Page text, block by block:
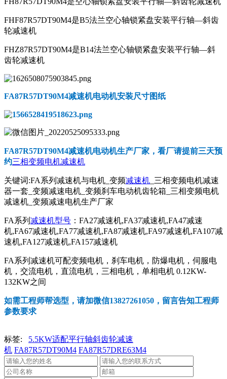
FHF87R57DT90M4是B5法兰空心轴锁紧盘安装平行轴—斜齿
轮减速机
FHZ87R57DT90M4是B14法兰空心轴锁紧盘安装平行轴—斜
齿轮减速机
FA87R57DT90M4减速机电动机安装尺寸图纸
FA87R57DT90M4减速机电动机生产厂家，看厂请提前三天预
约三相变频电机减速机
关键词:FA系列减速机与电机_变频减速机 _三相变频电机减速
器一套_变频减速电机_变频刹车电动机齿轮箱_三相变频电机
减速机_变频减速电机生产厂家
FA系列 减速机型号 ：FA27减速机,FA37减速机,FA47减速
机,FA67减速机,FA77减速机,FA87减速机,FA97减速机,FA107减
速机,FA127减速机,FA157减速机
FA系列减速机可配变频电机，刹车电机，防爆电机，伺服电
机，交流电机，直流电机，三相电机，单相电机 0.12KW-
132KW之间
如需工程师帮选型，请加微信13827261050，留言告知工程师
参数要求
标签:
5.5KW适配平行轴斜齿轮减速
机 FA87R57DT90M4 FA87R57DRE63M4